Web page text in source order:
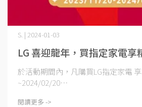
LG 喜迎龍年，買指定家電享
S. | 2024-01-03
於活動期間內，凡購買LG指定家電
~2024/02/20⋯
閱讀更多 ->